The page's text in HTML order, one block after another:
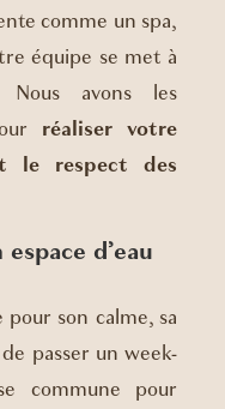
comme un spa,
équipe se met à
Nous avons les
réaliser votre
le respect des
d’eau
son calme, sa
passer un week-
commune pour